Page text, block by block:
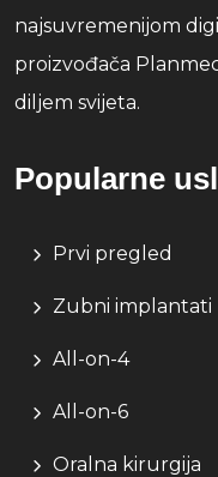
najsuvremenijom
proizvođača
diljem svijeta.
Popularne
Prvi pregled
Zubni implantati
All-on-4
All-on-6
Oralna kirurgija